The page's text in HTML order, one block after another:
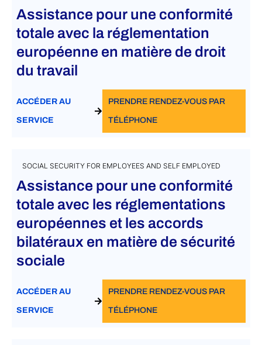
Assistance pour une conformité
totale avec la réglementation
européenne en matière de droit
du travail
ACCÉDER AU
SERVICE
PRENDRE RENDEZ-VOUS PAR
TÉLÉPHONE
SOCIAL SECURITY FOR EMPLOYEES AND SELF EMPLOYED
Assistance pour une conformité
totale avec les réglementations
européennes et les accords
bilatéraux en matière de sécurité
sociale
ACCÉDER AU
SERVICE
PRENDRE RENDEZ-VOUS PAR
TÉLÉPHONE